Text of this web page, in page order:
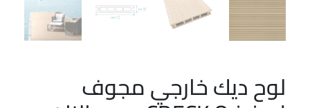
لوح ديك خارجي مجوف